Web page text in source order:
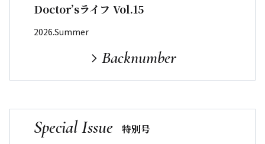
Doctor’sライフ Vol.15
2026.Summer
Backnumber
Special Issue 特別号